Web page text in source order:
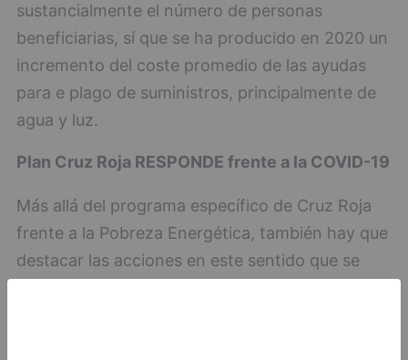
sustancialmente el número de personas
beneficiarias, sí que se ha producido en 2020 un
incremento del coste promedio de las ayudas
para e plago de suministros, principalmente de
agua y luz.
Plan Cruz Roja RESPONDE frente a la COVID-19
Más allá del programa específico de Cruz Roja
frente a la Pobreza Energética, también hay que
destacar las acciones en este sentido que se